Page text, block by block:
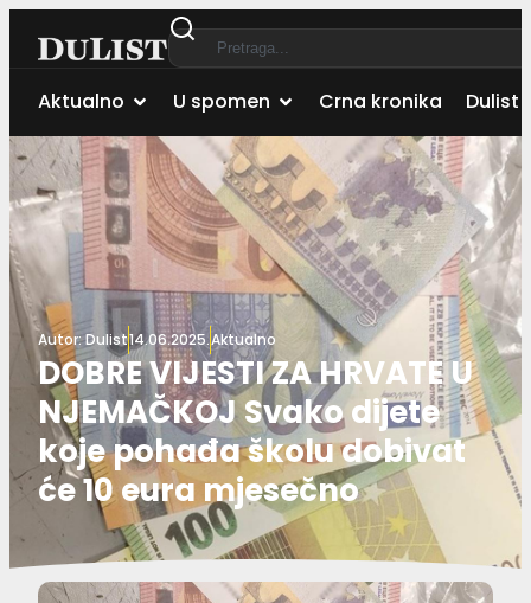
Aktualno U spomen Crna kronika Dulist
Autor:Dulist14.06.2025.Aktualno
DOBRE VIJESTI ZA HRVATE U
NJEMAČKOJ Svako dijete
koje pohađa školu dobivat
će 10 eura mjesečno